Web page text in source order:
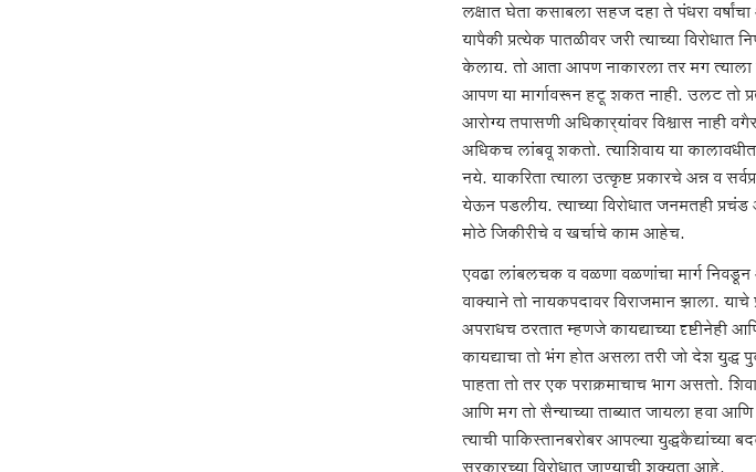
लक्षात घेता कसाबला सहज दहा ते पंधरा
यापैकी प्रत्येक पातळीवर जरी त्याच्या
केलाय. तो आता आपण नाकारला तर मग त्याला
आपण या मार्गावरून हटू शकत नाही. उलट तो
आरोग्य तपासणी अधिकार्‍यांवर विश्वास
अधिकच लांबवू शकतो. त्याशिवाय या
नये. याकरिता त्याला उत्कृष्ट प्रकारचे अन्न व
येऊन पडलीय. त्याच्या विरोधात जनमतही
मोठे जिकीरीचे व खर्चाचे काम आहेच.
एवढा लांबलचक व वळणा वळणांचा मार्ग निवडून
वाक्याने तो नायकपदावर विराजमान झाला.
अपराधच ठरतात म्हणजे कायद्याच्या दृष्टीनेही
कायद्याचा तो भंग होत असला तरी जो देश युद्ध
पाहता तो तर एक पराक्रमाचाच भाग असतो.
आणि मग तो सैन्याच्या ताब्यात जायला हवा
त्याची पाकिस्तानबरोबर आपल्या